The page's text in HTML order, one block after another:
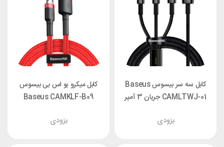
کابل سه سر بیسوس Baseus
CAMLTWJ-01 جریان 3 آمپر
بزودی
کابل میکرو یو اس بی بیسوس
Baseus CAMKLF-B09
بزودی